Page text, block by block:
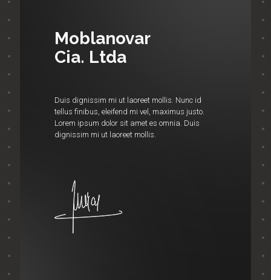
Moblanovar
Cia. Ltda
Duis dignissim mi ut laoreet mollis. Nunc id
tellus finibus, eleifend mi vel, maximus justo.
Lorem ipsum dolor sit amet es omnia. Duis
dignissim mi ut laoreet mollis.